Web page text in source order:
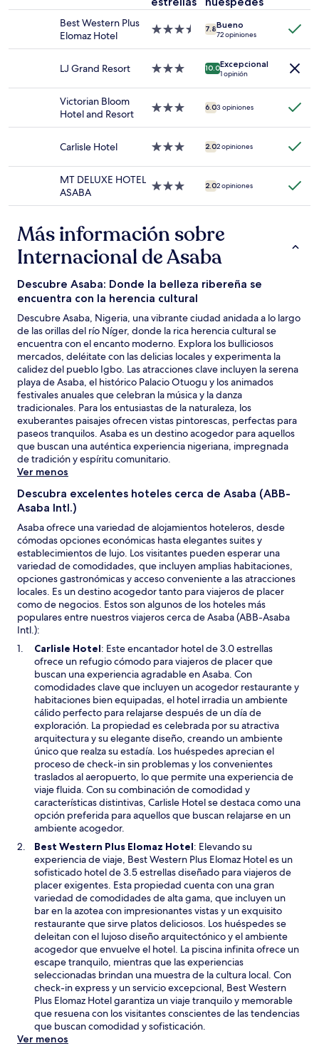
noche
adultos.
y
disponibilidad
están
cambios.
adicionales.
Best Western Plus
Elomaz Hotel
Propiedad
estrellas
7.8Bueno
72 opiniones
LJ Grand Resort
Propiedad
estrellas
10.0Excepcional
1 opinión
Victorian Bloom
Hotel and Resort
Propiedad
estrellas
6.03 opiniones
Carlisle Hotel
Propiedad
estrellas
2.02 opiniones
MT DELUXE HOTEL
ASABA
Propiedad
estrellas
2.02 opiniones
Más información sobre
Internacional de Asaba
Descubre Asaba: Donde la belleza ribereña se
encuentra con la herencia cultural
Descubre Asaba, Nigeria, una vibrante ciudad anidada a lo largo
de las orillas del río Níger, donde la rica herencia cultural se
encuentra con el encanto moderno. Explora los bulliciosos
mercados, deléitate con las delicias locales y experimenta la
calidez del pueblo Igbo. Las atracciones clave incluyen la serena
playa de Asaba, el histórico Palacio Otuogu y los animados
festivales anuales que celebran la música y la danza
tradicionales. Para los entusiastas de la naturaleza, los
exuberantes paisajes ofrecen vistas pintorescas, perfectas para
paseos tranquilos. Asaba es un destino acogedor para aquellos
que buscan una auténtica experiencia nigeriana, impregnada
de tradición y espíritu comunitario.
Ver menos
Descubra excelentes hoteles cerca de Asaba (ABB-
Asaba Intl.)
Asaba ofrece una variedad de alojamientos hoteleros, desde
cómodas opciones económicas hasta elegantes suites y
establecimientos de lujo. Los visitantes pueden esperar una
variedad de comodidades, que incluyen amplias habitaciones,
opciones gastronómicas y acceso conveniente a las atracciones
locales. Es un destino acogedor tanto para viajeros de placer
como de negocios. Estos son algunos de los hoteles más
populares entre nuestros viajeros cerca de Asaba (ABB-Asaba
Intl.):
Carlisle HotelS
e
a
b
r
i
r
á
e
n
u
n
a
n
u
e
v
a
v
e
n
t
a
n
a
: Este encantador hotel de 3.0 estrellas
ofrece un refugio cómodo para viajeros de placer que
buscan una experiencia agradable en Asaba. Con
comodidades clave que incluyen un acogedor restaurante y
habitaciones bien equipadas, el hotel irradia un ambiente
cálido perfecto para relajarse después de un día de
exploración. La propiedad es celebrada por su atractiva
arquitectura y su elegante diseño, creando un ambiente
único que realza su estadía. Los huéspedes aprecian el
proceso de check-in sin problemas y los convenientes
traslados al aeropuerto, lo que permite una experiencia de
viaje fluida. Con su combinación de comodidad y
características distintivas, Carlisle Hotel se destaca como una
opción preferida para aquellos que buscan relajarse en un
ambiente acogedor.
Best Western Plus Elomaz HotelS
e
a
b
r
i
r
á
e
n
u
n
a
n
u
: Elevando su
experiencia de viaje, Best Western Plus Elomaz Hotel es un
sofisticado hotel de 3.5 estrellas diseñado para viajeros de
placer exigentes. Esta propiedad cuenta con una gran
variedad de comodidades de alta gama, que incluyen un
bar en la azotea con impresionantes vistas y un exquisito
restaurante que sirve platos deliciosos. Los huéspedes se
deleitan con el lujoso diseño arquitectónico y el ambiente
acogedor que envuelve el hotel. La piscina infinita ofrece un
escape tranquilo, mientras que las experiencias
seleccionadas brindan una muestra de la cultura local. Con
check-in express y un servicio excepcional, Best Western
Plus Elomaz Hotel garantiza un viaje tranquilo y memorable
que resuena con los visitantes conscientes de las tendencias
que buscan comodidad y sofisticación.
Ver menos